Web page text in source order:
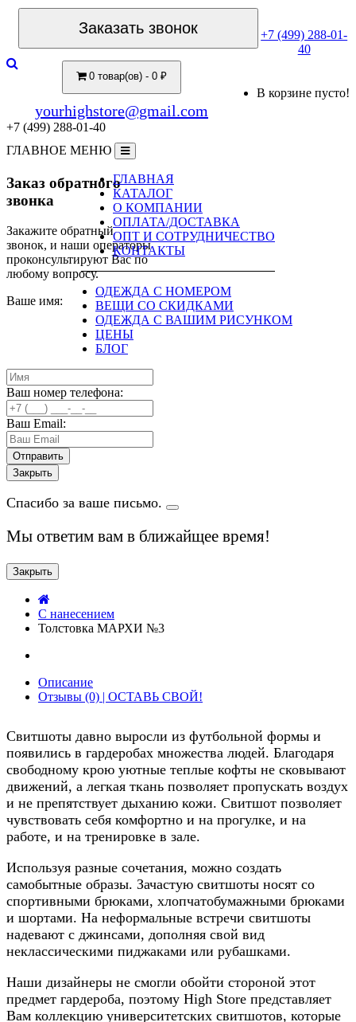
Заказать звонок
+7 (499) 288-01-
40
0 товар(ов) - 0 ₽
В корзине пусто!
yourhighstore@gmail.com
+7 (499) 288-01-40
ГЛАВНОЕ МЕНЮ
ГЛАВНАЯ
КАТАЛОГ
О КОМПАНИИ
ОПЛАТА/ДОСТАВКА
ОПТ И СОТРУДНИЧЕСТВО
КОНТАКТЫ
ОДЕЖДА С НОМЕРОМ
ВЕЩИ СО СКИДКАМИ
ОДЕЖДА С ВАШИМ РИСУНКОМ
ЦЕНЫ
БЛОГ
Заказ обратного
звонка
Закажите обратный
звонок, и наши операторы
проконсультируют Вас по
любому вопросу.
Ваше имя:
Ваш номер телефона:
Ваш Email:
Закрыть
Спасибо за ваше письмо.
Мы ответим вам в ближайщее время!
Закрыть
C нанесением
Толстовка МАРХИ №3
Описание
Отзывы (0) | ОСТАВЬ СВОЙ!
Свитшоты давно выросли из футбольной формы и
появились в гардеробах множества людей. Благодаря
свободному крою уютные теплые кофты не сковывают
движений, а легкая ткань позволяет пропускать воздух
и не препятствует дыханию кожи. Свитшот позволяет
чувствовать себя комфортно и на прогулке, и на
работе, и на тренировке в зале.
Используя разные сочетания, можно создать
самобытные образы. Зачастую свитшоты носят со
спортивными брюками, хлопчатобумажными брюками
и шортами. На неформальные встречи свитшоты
надевают с джинсами, дополняя свой вид
неклассическими пиджаками или рубашками.
Наши дизайнеры не смогли обойти стороной этот
предмет гардероба, поэтому High Store представляет
Вам коллекцию университетских свитшотов, которые